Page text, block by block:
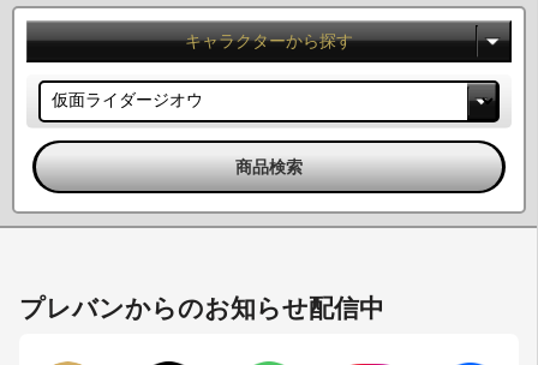
キャラクターから探す
プレバンからのお知らせ配信中